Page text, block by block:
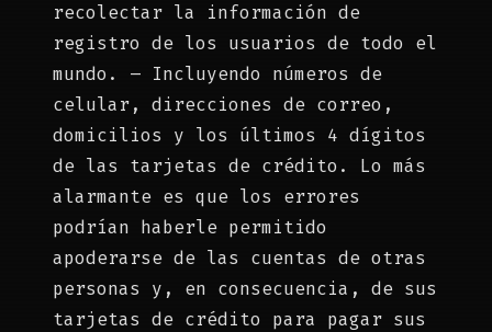
recolectar la información de
registro de los usuarios de todo el
mundo. – Incluyendo números de
celular, direcciones de correo,
domicilios y los últimos 4 dígitos
de las tarjetas de crédito. Lo más
alarmante es que los errores
podrían haberle permitido
apoderarse de las cuentas de otras
personas y, en consecuencia, de sus
tarjetas de crédito para pagar sus